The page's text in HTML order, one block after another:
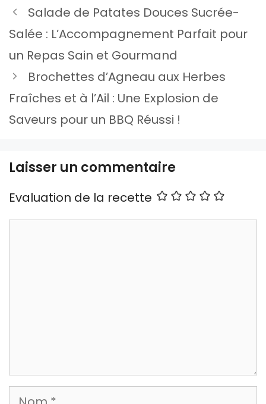
Salade de Patates Douces Sucrée-
Salée : L’Accompagnement Parfait pour
un Repas Sain et Gourmand
Brochettes d’Agneau aux Herbes
Fraîches et à l’Ail : Une Explosion de
Saveurs pour un BBQ Réussi !
Laisser un commentaire
Evaluation de la recette
Nom